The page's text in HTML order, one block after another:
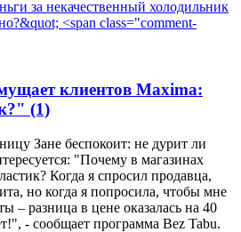
клиентов Maxima:
(1)
Зане беспокоит: не дурит ли
"Почему в магазинах
Когда я спросил продавца,
но когда я попросила, чтобы мне
– разница в цене оказалась на 40
- сообщает программа Bez Tabu.